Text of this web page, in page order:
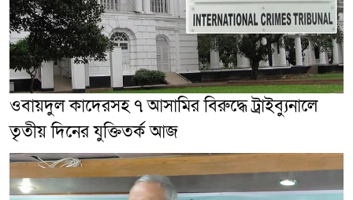
ওবায়দুল কাদেরসহ ৭ আসামির বিরুদ্ধে ট্রাইব্যুনালে
তৃতীয় দিনের যুক্তিতর্ক আজ